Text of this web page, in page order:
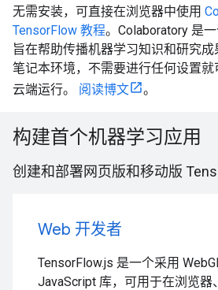
无需安装，可直接在浏览器中使用
TensorFlow 教程。Colaboratory 是
旨在帮助传播机器学习知识和研究
笔记本环境，不需要进行任何设置
云端运行。 阅读博文 。
构建首个机器学习应用
创建和部署网页版和移动版
Web 开发者
TensorFlow.js 是一个采用
JavaScript 库，可用于在浏览器